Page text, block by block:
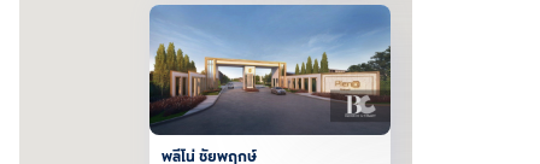
พลีโน่ ชัยพฤกษ์